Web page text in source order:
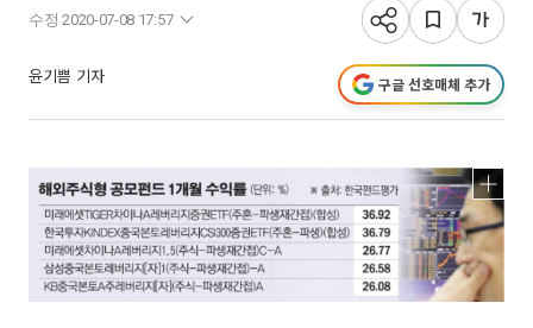
수정 2020-07-08 17:57
윤기쁨 기자 구글 선호매체 추가